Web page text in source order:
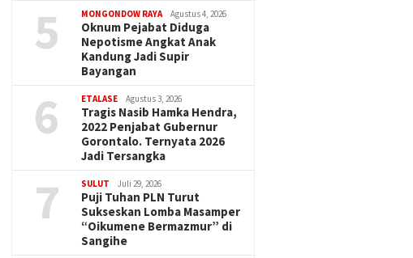
5 MONGONDOW RAYA Agustus 4, 2026
Oknum Pejabat Diduga
Nepotisme Angkat Anak
Kandung Jadi Supir
Bayangan
6 ETALASE Agustus 3, 2026
Tragis Nasib Hamka Hendra,
2022 Penjabat Gubernur
Gorontalo. Ternyata 2026
Jadi Tersangka
7 SULUT Juli 29, 2026
Puji Tuhan PLN Turut
Sukseskan Lomba Masamper
“Oikumene Bermazmur” di
Sangihe